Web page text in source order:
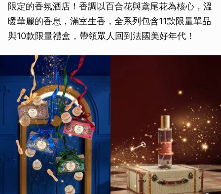
限定的香氛酒店！香調以百合花與鳶尾花為核心，溫
暖華麗的香息，滿室生香，全系列包含11款限量單品
與10款限量禮盒，帶領眾人回到法國美好年代！